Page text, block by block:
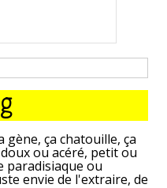
gène, ça chatouille, ça
ou acéré, petit ou
paradisiaque ou
envie de l'extraire, de